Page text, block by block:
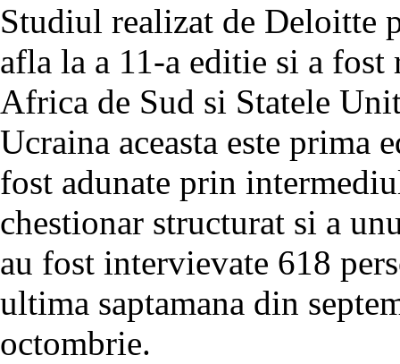
Studiul realizat de Deloitte
afla la a 11-a editie si a
Africa de Sud si Statele
Ucraina aceasta este
fost adunate prin
chestionar structurat si a
au fost intervievate 618
ultima saptamana din
octombrie.